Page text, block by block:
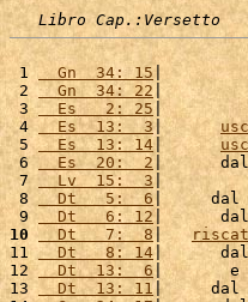
Libro Cap.:Versetto
1
  Gn  34: 15
|
2
  Gn  34: 22
|
3
  Es   2: 25
|
4
  Es  13:  3
|
5
  Es  13: 14
|
6
  Es  20:  2
|
7
  Lv  15:  3
|
8
  Dt   5:  6
|     dal
9
  Dt   6: 12
|
10
  Dt   7:  8
|
11
  Dt   8: 14
|
12
  Dt  13:  6
|       e
13
  Dt  13: 11
|     dal